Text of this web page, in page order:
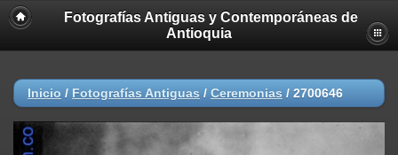
Fotografías Antiguas y Contemporáneas de
Antioquia
Inicio / Fotografías Antiguas / Ceremonias / 2700646